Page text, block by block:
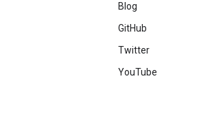
Blog
GitHub
Twitter
YouTube